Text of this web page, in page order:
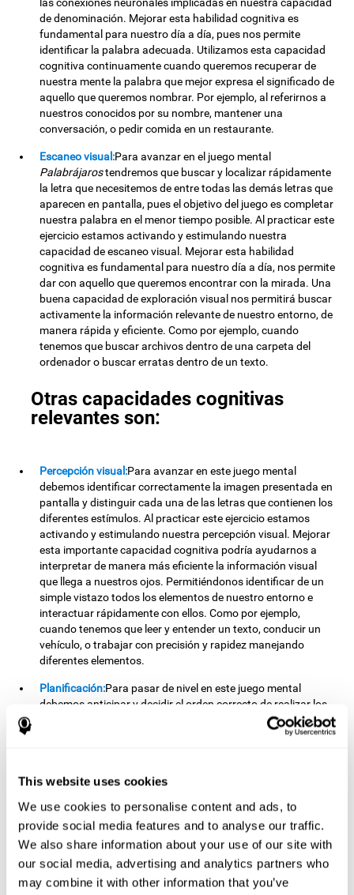
This website uses cookies
We use cookies to personalise content and ads, to
provide social media features and to analyse our traffic.
We also share information about your use of our site with
our social media, advertising and analytics partners who
may combine it with other information that you’ve
las conexiones neuronales implicadas en nuestra capacidad
de denominación. Mejorar esta habilidad cognitiva es
fundamental para nuestro día a día, pues nos permite
identificar la palabra adecuada. Utilizamos esta capacidad
cognitiva continuamente cuando queremos recuperar de
nuestra mente la palabra que mejor expresa el significado de
aquello que queremos nombrar. Por ejemplo, al referirnos a
nuestros conocidos por su nombre, mantener una
conversación, o pedir comida en un restaurante.
Escaneo visual:Para avanzar en el juego mental
Palabrájarostendremos que buscar y localizar rápidamente
la letra que necesitemos de entre todas las demás letras que
aparecen en pantalla, pues el objetivo del juego es completar
nuestra palabra en el menor tiempo posible. Al practicar este
ejercicio estamos activando y estimulando nuestra
capacidad de escaneo visual. Mejorar esta habilidad
cognitiva es fundamental para nuestro día a día, nos permite
dar con aquello que queremos encontrar con la mirada. Una
buena capacidad de exploración visual nos permitirá buscar
activamente la información relevante de nuestro entorno, de
manera rápida y eficiente. Como por ejemplo, cuando
tenemos que buscar archivos dentro de una carpeta del
ordenador o buscar erratas dentro de un texto.
Otras capacidades cognitivas
relevantes son:
Percepción visual:Para avanzar en este juego mental
debemos identificar correctamente la imagen presentada en
pantalla y distinguir cada una de las letras que contienen los
diferentes estímulos. Al practicar este ejercicio estamos
activando y estimulando nuestra percepción visual. Mejorar
esta importante capacidad cognitiva podría ayudarnos a
interpretar de manera más eficiente la información visual
que llega a nuestros ojos. Permitiéndonos identificar de un
simple vistazo todos los elementos de nuestro entorno e
interactuar rápidamente con ellos. Como por ejemplo,
cuando tenemos que leer y entender un texto, conducir un
vehículo, o trabajar con precisión y rapidez manejando
diferentes elementos.
Planificación:Para pasar de nivel en este juego mental
debemos anticipar y decidir el orden correcto de realizar los
movimientos, y lograr ordenar las letras que conforman
esta importante habilidad cognitiva es fundamental para
nuestro día a día, pues nos permite "pensar en el futuro" y
anticipar mentalmente la forma de correcta de ejecutar una
tarea o alcanzar una menta específica. Como por ejemplo,
cuando planificamos cómo vamos a resolver las tareas de la
escuela, cómo vamos a llegar a un lugar determinado, cómo
vamos a estructurar un trabajo o qué tareas debemos